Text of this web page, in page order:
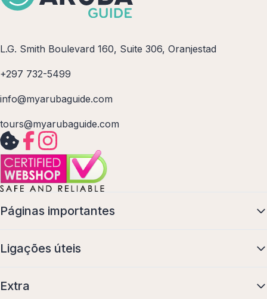
L.G. Smith Boulevard 160, Suite 306, Oranjestad
+297 732-5499
info@myarubaguide.com
tours@myarubaguide.com
Páginas importantes
Ligações úteis
Extra